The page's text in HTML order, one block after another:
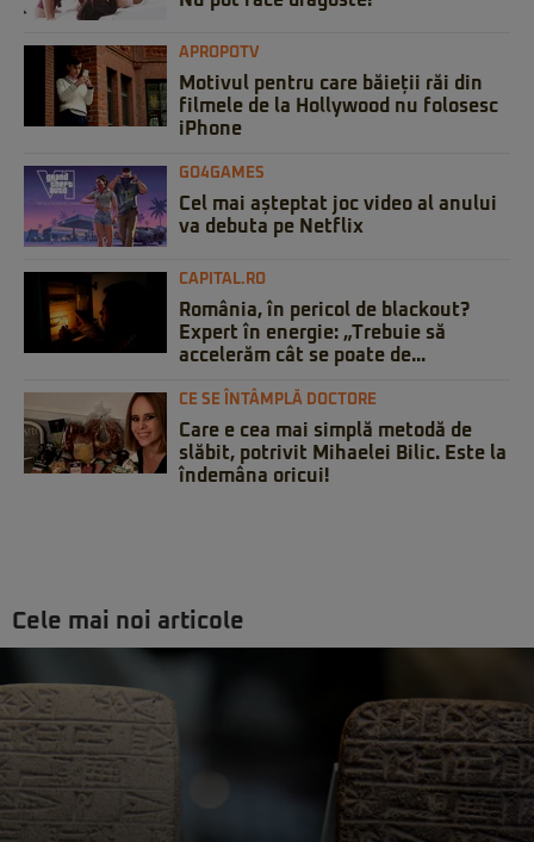
APROPOTV
Motivul pentru care băieții răi din
filmele de la Hollywood nu folosesc
iPhone
GO4GAMES
Cel mai așteptat joc video al anului
va debuta pe Netflix
CAPITAL.RO
România, în pericol de blackout?
Expert în energie: „Trebuie să
accelerăm cât se poate de...
CE SE ÎNTÂMPLĂ DOCTORE
Care e cea mai simplă metodă de
slăbit, potrivit Mihaelei Bilic. Este la
îndemâna oricui!
Cele mai noi articole